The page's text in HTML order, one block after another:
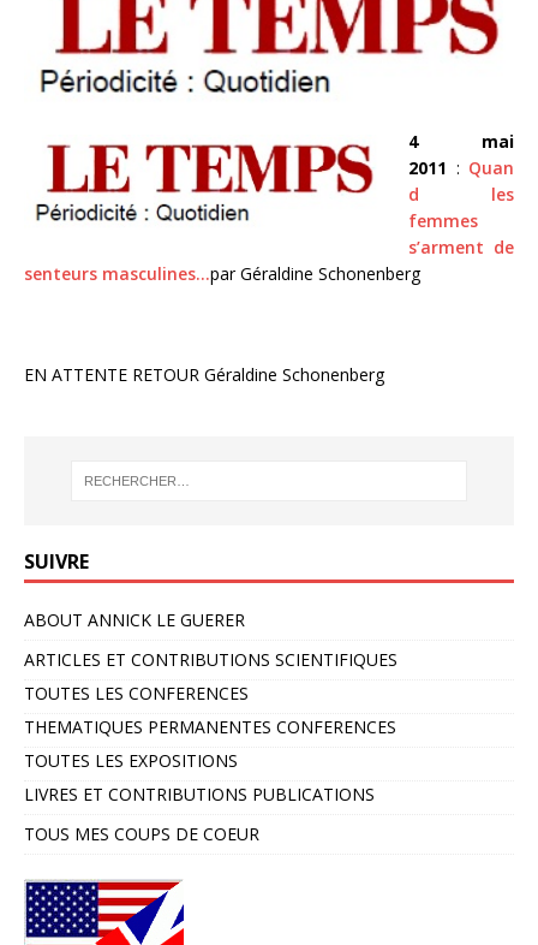
4 mai
2011 : Quan
d les
femmes
s’arment de
senteurs masculines…par Géraldine Schonenberg
EN ATTENTE RETOUR Géraldine Schonenberg
SUIVRE
ABOUT ANNICK LE GUERER
ARTICLES ET CONTRIBUTIONS SCIENTIFIQUES
TOUTES LES CONFERENCES
THEMATIQUES PERMANENTES CONFERENCES
TOUTES LES EXPOSITIONS
LIVRES ET CONTRIBUTIONS PUBLICATIONS
TOUS MES COUPS DE COEUR